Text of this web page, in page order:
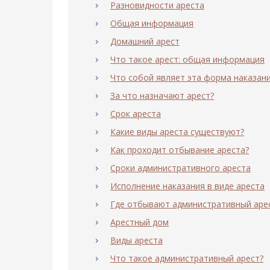
Разновидности ареста
Общая информация
Домашний арест
Что такое арест: общая информация
Что собой являет эта форма
За что назначают арест?
Срок ареста
Какие виды ареста существуют?
Как проходит отбывание ареста?
Сроки административного ареста
Исполнение наказания в виде ареста
Где отбывают административный
Арестный дом
Виды ареста
Что такое административный арест?